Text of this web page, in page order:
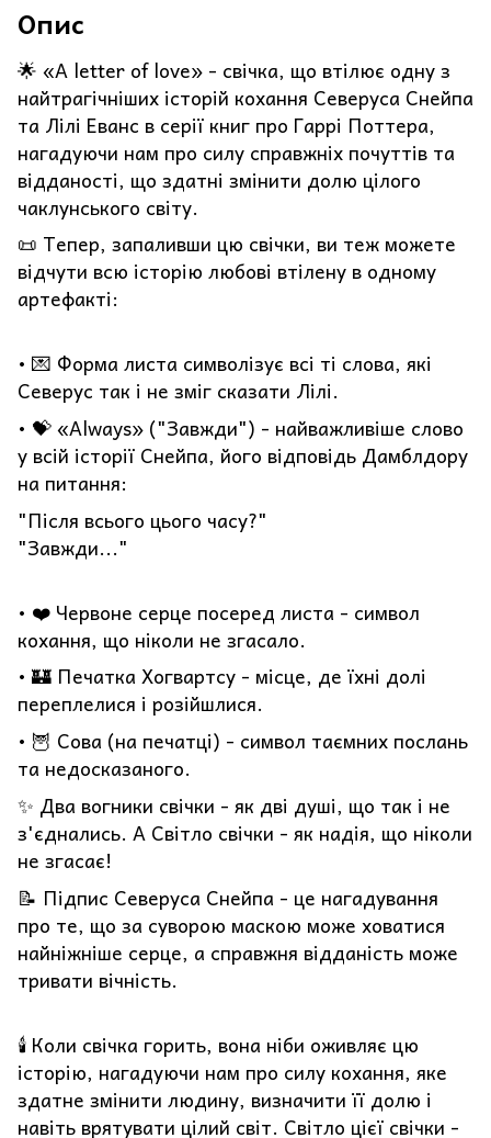
Опис
🌟 «A letter of love» - свічка, що втілює одну з
найтрагічніших історій кохання Северуса Снейпа
та Лілі Еванс в серії книг про Гаррі Поттера,
нагадуючи нам про силу справжніх почуттів та
відданості, що здатні змінити долю цілого
чаклунського світу.
📜 Тепер, запаливши цю свічки, ви теж можете
відчути всю історію любові втілену в одному
артефакті:
• 💌 Форма листа символізує всі ті слова, які
Северус так і не зміг сказати Лілі.
• 💝 «Always» ("Завжди") - найважливіше слово
у всій історії Снейпа, його відповідь Дамблдору
на питання:
"Після всього цього часу?"
"Завжди..."
• ❤️ Червоне серце посеред листа - символ
кохання, що ніколи не згасало.
• 🏰 Печатка Хогвартсу - місце, де їхні долі
переплелися і розійшлися.
• 🦉 Сова (на печатці) - символ таємних послань
та недосказаного.
✨ Два вогники свічки - як дві душі, що так і не
з'єднались. А Світло свічки - як надія, що ніколи
не згасає!
📝 Підпис Северуса Снейпа - це нагадування
про те, що за суворою маскою може ховатися
найніжніше серце, а справжня відданість може
тривати вічність.
🕯️ Коли свічка горить, вона ніби оживляє цю
історію, нагадуючи нам про силу кохання, яке
здатне змінити людину, визначити її долю і
навіть врятувати цілий світ. Світло цієї свічки -